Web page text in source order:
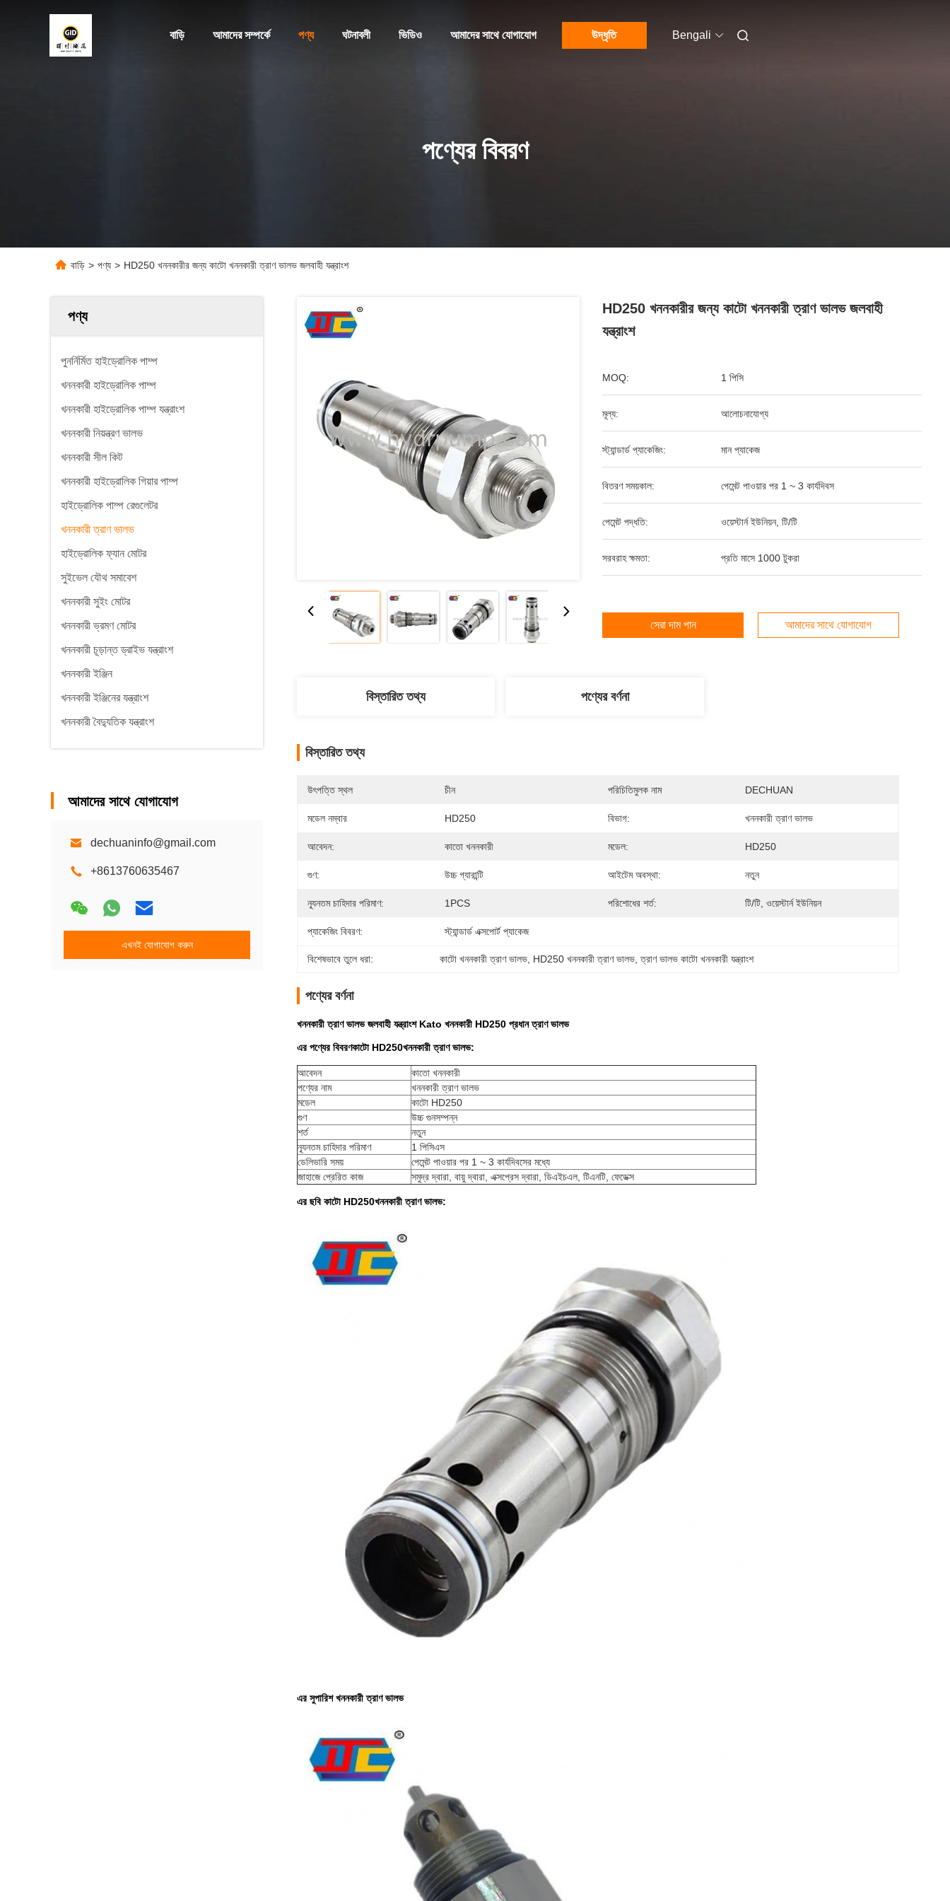
বাড়ি আমাদের সম্পর্কে পণ্য ঘটনাবলী ভিডিও আমাদের সাথে যোগাযোগ উদ্ধৃতি Bengali
পণ্যের বিবরণ
বাড়ি > পণ্য > HD250 খননকারীর জন্য কাটো খননকারী ত্রাণ ভালভ জলবাহী যন্ত্রাংশ
পণ্য
পুনর্নির্মিত হাইড্রোলিক পাম্প
খননকারী হাইড্রোলিক পাম্প
খননকারী হাইড্রোলিক পাম্প যন্ত্রাংশ
খননকারী নিয়ন্ত্রণ ভালভ
খননকারী সীল কিট
খননকারী হাইড্রোলিক গিয়ার পাম্প
হাইড্রোলিক পাম্প রেগুলেটর
খননকারী ত্রাণ ভালভ
হাইড্রোলিক ফ্যান মোটর
সুইভেল যৌথ সমাবেশ
খননকারী সুইং মোটর
খননকারী ভ্রমণ মোটর
খননকারী চূড়ান্ত ড্রাইভ যন্ত্রাংশ
খননকারী ইঞ্জিন
খননকারী ইঞ্জিনের যন্ত্রাংশ
খননকারী বৈদ্যুতিক যন্ত্রাংশ
আমাদের সাথে যোগাযোগ
dechuaninfo@gmail.com
+8613760635467
এখনই যোগাযোগ করুন
HD250 খননকারীর জন্য কাটো খননকারী ত্রাণ ভালভ জলবাহী
যন্ত্রাংশ
MOQ: 1 পিসি
মূল্য: আলোচনাযোগ্য
স্ট্যান্ডার্ড প্যাকেজিং: মান প্যাকেজ
বিতরণ সময়কাল: পেমেন্ট পাওয়ার পর 1 ~ 3 কার্যদিবস
পেমেন্ট পদ্ধতি: ওয়েস্টার্ন ইউনিয়ন, টি/টি
সরবরাহ ক্ষমতা: প্রতি মাসে 1000 টুকরা
সেরা দাম পান আমাদের সাথে যোগাযোগ
বিস্তারিত তথ্য পণ্যের বর্ণনা
বিস্তারিত তথ্য
উৎপত্তি স্থল চীন পরিচিতিমুলক নাম DECHUAN
মডেল নম্বার HD250 বিভাগ: খননকারী ত্রাণ ভালভ
আবেদন: কাতো খননকারী মডেল: HD250
গুণ: উচ্চ গ্যারান্টি আইটেম অবস্থা: নতুন
ন্যূনতম চাহিদার পরিমাণ: 1PCS পরিশোধের শর্ত: টি/টি, ওয়েস্টার্ন ইউনিয়ন
প্যাকেজিং বিবরণ: স্ট্যান্ডার্ড এক্সপোর্ট প্যাকেজ
বিশেষভাবে তুলে ধরা: কাটো খননকারী ত্রাণ ভালভ HD250 খননকারী ত্রাণ ভালভ , ত্রাণ ভালভ কাটো খননকারী যন্ত্রাংশ
পণ্যের বর্ণনা
খননকারী ত্রাণ ভালভ জলবাহী যন্ত্রাংশ Kato খননকারী HD250 প্রধান ত্রাণ ভালভ
এর পণ্যের বিবরণকাটো HD250খননকারী ত্রাণ ভালভ:
আবেদন
কাতো খননকারী
পণ্যের নাম
খননকারী ত্রাণ ভালভ
মডেল
কাটো HD250
গুণ
উচ্চ গুনসম্পন্ন
শর্ত
নতুন
ন্যূনতম চাহিদার পরিমাণ
1 পিসিএস
ডেলিভারি সময়
পেমেন্ট পাওয়ার পর 1 ~ 3 কার্যদিবসের মধ্যে
জাহাজে প্রেরিত কাজ
সমুদ্র দ্বারা, বায়ু দ্বারা, এক্সপ্রেস দ্বারা, ডিএইচএল, টিএনটি, ফেডেক্স
এর ছবি কাটো HD250খননকারী ত্রাণ ভালভ:
এর সুপারিশ খননকারী ত্রাণ ভালভ